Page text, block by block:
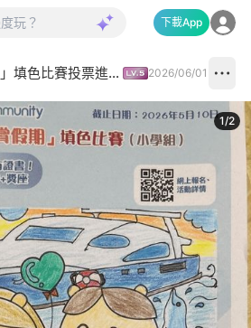
下載App
「我的Chill賞假期」填色比賽投票進行中✅ 2026/06/01
1/2